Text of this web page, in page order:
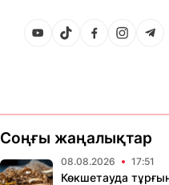
Соңғы жаңалықтар
08.08.2026 17:51
Көкшетауда